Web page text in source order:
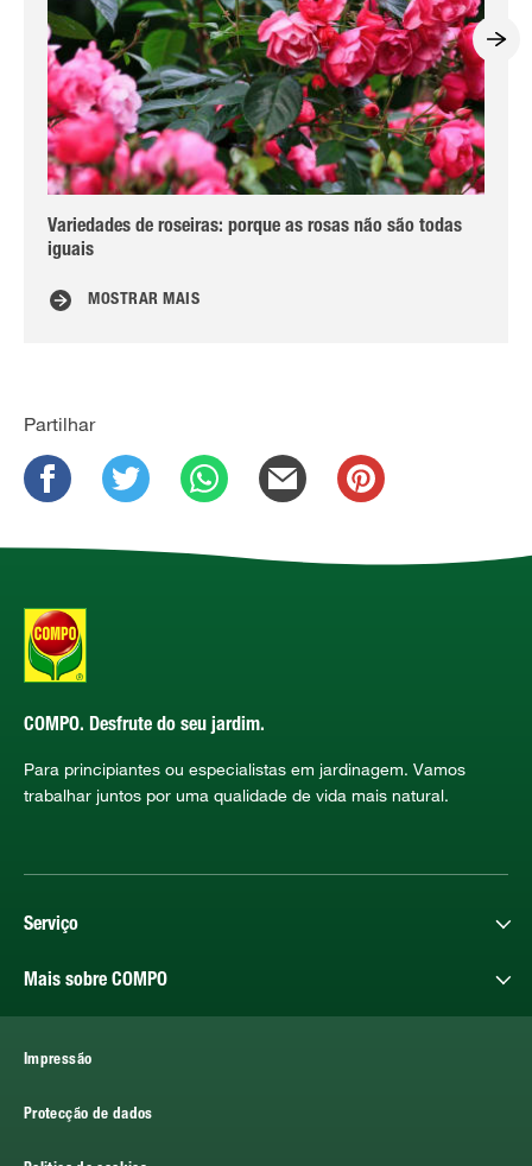
Variedades de roseiras: porque as rosas não são todas
iguais
MOSTRAR MAIS
Partilhar
COMPO. Desfrute do seu jardim.
Para principiantes ou especialistas em jardinagem. Vamos
trabalhar juntos por uma qualidade de vida mais natural.
Serviço
Mais sobre COMPO
Impressão
Protecção de dados